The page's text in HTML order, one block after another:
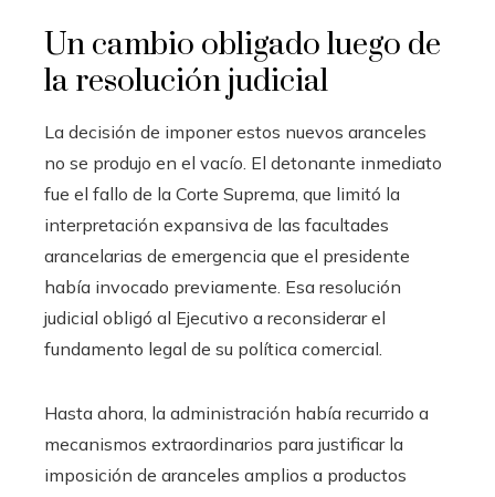
Un cambio obligado luego de
la resolución judicial
La decisión de imponer estos nuevos aranceles
no se produjo en el vacío. El detonante inmediato
fue el fallo de la Corte Suprema, que limitó la
interpretación expansiva de las facultades
arancelarias de emergencia que el presidente
había invocado previamente. Esa resolución
judicial obligó al Ejecutivo a reconsiderar el
fundamento legal de su política comercial.
Hasta ahora, la administración había recurrido a
mecanismos extraordinarios para justificar la
imposición de aranceles amplios a productos